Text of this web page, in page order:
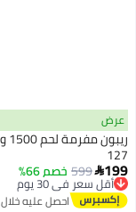
عرض
127
199
599 خصم 66%
أقل سعر في 30 يوم
توصيل مجاني
أقل سعر في 30 يوماحصل عليه خلال